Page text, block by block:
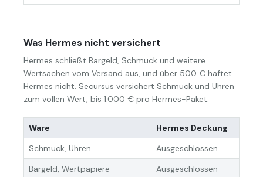
Was Hermes nicht versichert
Hermes schließt Bargeld, Schmuck und weitere
Wertsachen vom Versand aus, und über 500 € haftet
Hermes nicht. Secursus versichert Schmuck und Uhren
zum vollen Wert, bis 1.000 € pro Hermes-Paket.
Ware
Hermes Deckung
Schmuck, Uhren
Ausgeschlossen
Bargeld, Wertpapiere
Ausgeschlossen